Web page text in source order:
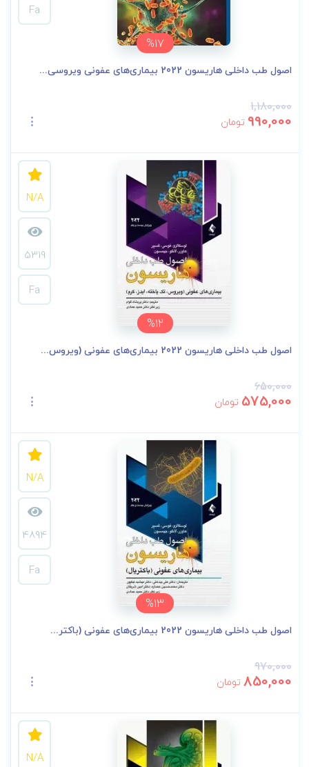
%17
Fa
اصول طب داخلی هاریسون 2022 بیماری‌های عفونی ویروسی...
1,180,000
990,000 تومان
%12
N/A
5319
Fa
اصول طب داخلی هاریسون 2022 بیماری‌های عفونی (ویروس...
650,000
575,000 تومان
%13
N/A
4894
Fa
اصول طب داخلی هاریسون 2022 بیماری‌های عفونی (باکتر...
970,000
850,000 تومان
N/A